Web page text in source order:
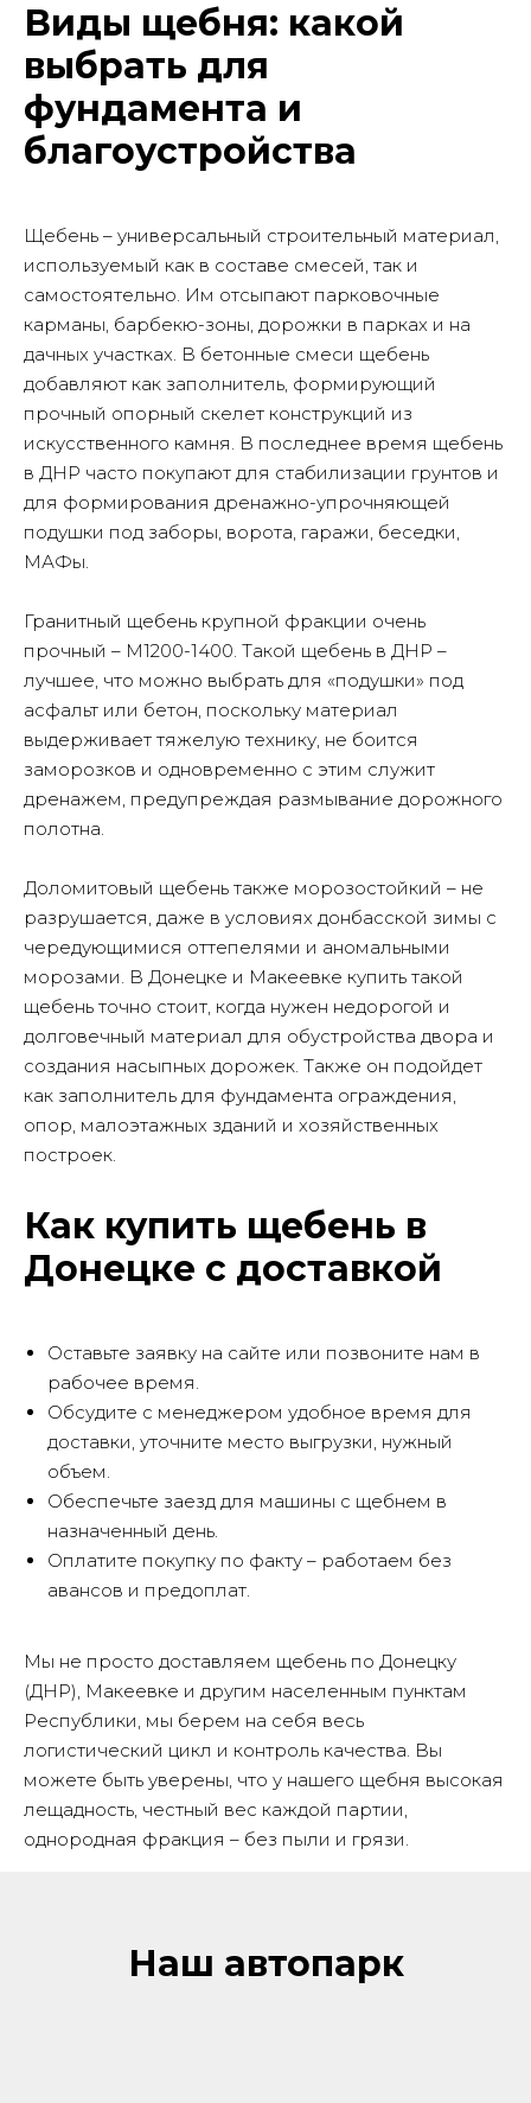
Виды щебня: какой
выбрать для
фундамента и
благоустройства
Щебень – универсальный строительный материал,
используемый как в составе смесей, так и
самостоятельно. Им отсыпают парковочные
карманы, барбекю-зоны, дорожки в парках и на
дачных участках. В бетонные смеси щебень
добавляют как заполнитель, формирующий
прочный опорный скелет конструкций из
искусственного камня. В последнее время щебень
в ДНР часто покупают для стабилизации грунтов и
для формирования дренажно-упрочняющей
подушки под заборы, ворота, гаражи, беседки,
МАФы.
Гранитный щебень крупной фракции очень
прочный – М1200-1400. Такой щебень в ДНР –
лучшее, что можно выбрать для «подушки» под
асфальт или бетон, поскольку материал
выдерживает тяжелую технику, не боится
заморозков и одновременно с этим служит
дренажем, предупреждая размывание дорожного
полотна.
Доломитовый щебень также морозостойкий – не
разрушается, даже в условиях донбасской зимы с
чередующимися оттепелями и аномальными
морозами. В Донецке и Макеевке купить такой
щебень точно стоит, когда нужен недорогой и
долговечный материал для обустройства двора и
создания насыпных дорожек. Также он подойдет
как заполнитель для фундамента ограждения,
опор, малоэтажных зданий и хозяйственных
построек.
Как купить щебень в
Донецке с доставкой
Оставьте заявку на сайте или позвоните нам в
рабочее время.
Обсудите с менеджером удобное время для
доставки, уточните место выгрузки, нужный
объем.
Обеспечьте заезд для машины с щебнем в
назначенный день.
Оплатите покупку по факту – работаем без
авансов и предоплат.
Мы не просто доставляем щебень по Донецку
(ДНР), Макеевке и другим населенным пунктам
Республики, мы берем на себя весь
логистический цикл и контроль качества. Вы
можете быть уверены, что у нашего щебня высокая
лещадность, честный вес каждой партии,
однородная фракция – без пыли и грязи.
Наш автопарк